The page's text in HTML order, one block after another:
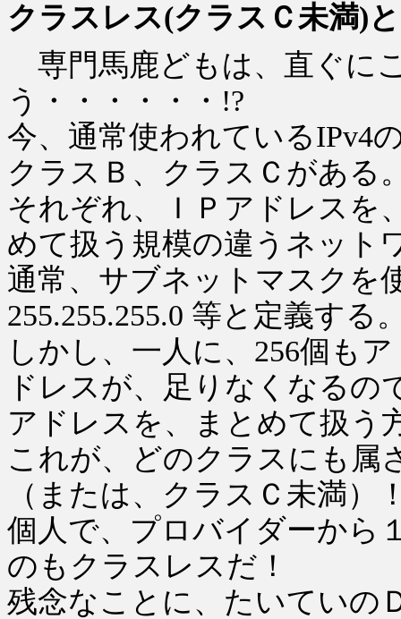
クラスレス(クラスＣ未満)
専門馬鹿どもは、直ぐに
う・・・・・・!?
今、通常使われているIPv4
クラスＢ、クラスＣがある
それぞれ、ＩＰアドレスを
めて扱う規模の違うネット
通常、サブネットマスクを
255.255.255.0 等と定義する
しかし、一人に、256個も
ドレスが、足りなくなるの
アドレスを、まとめて扱う
これが、どのクラスにも属
（または、クラスＣ未満）
個人で、プロバイダーから
のもクラスレスだ！
残念なことに、たいていの